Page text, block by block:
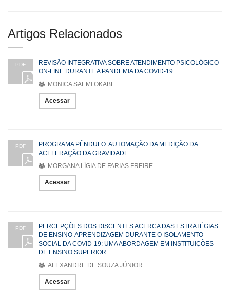
Artigos Relacionados
PDF
REVISÃO INTEGRATIVA SOBRE ATENDIMENTO PSICOLÓGICO
ON-LINE DURANTE A PANDEMIA DA COVID-19
MONICA SAEMI OKABE
Acessar
PDF
PROGRAMA PÊNDULO: AUTOMAÇÃO DA MEDIÇÃO DA
ACELERAÇÃO DA GRAVIDADE
MORGANA LÍGIA DE FARIAS FREIRE
Acessar
PDF
PERCEPÇÕES DOS DISCENTES ACERCA DAS ESTRATÉGIAS
DE ENSINO-APRENDIZAGEM DURANTE O ISOLAMENTO
SOCIAL DA COVID-19: UMA ABORDAGEM EM INSTITUIÇÕES
DE ENSINO SUPERIOR
ALEXANDRE DE SOUZA JÚNIOR
Acessar